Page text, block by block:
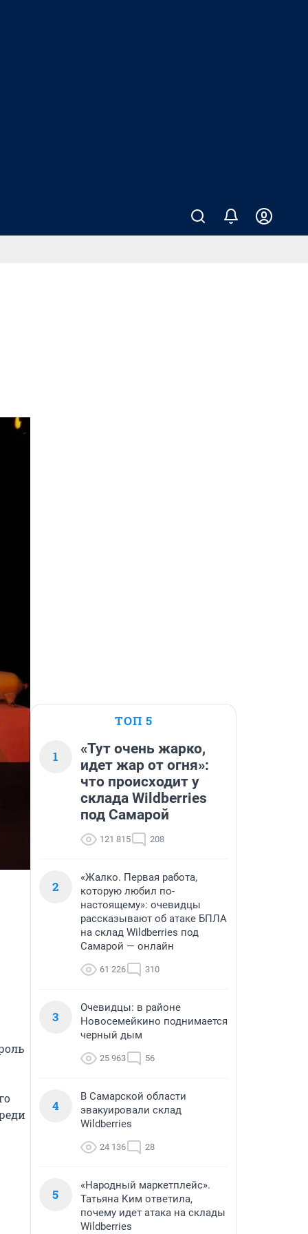
ТОП 5
1
«Тут очень жарко,
идет жар от огня»:
что происходит у
склада Wildberries
под Самарой
121 815 208
2
«Жалко. Первая работа,
которую любил по-
настоящему»: очевидцы
рассказывают об атаке БПЛА
на склад Wildberries под
Самарой — онлайн
61 226 310
3
Очевидцы: в районе
Новосемейкино поднимается
черный дым
25 963 56
4
В Самарской области
эвакуировали склад
Wildberries
24 136 28
5
«Народный маркетплейс».
Татьяна Ким ответила,
почему идет атака на склады
Wildberries